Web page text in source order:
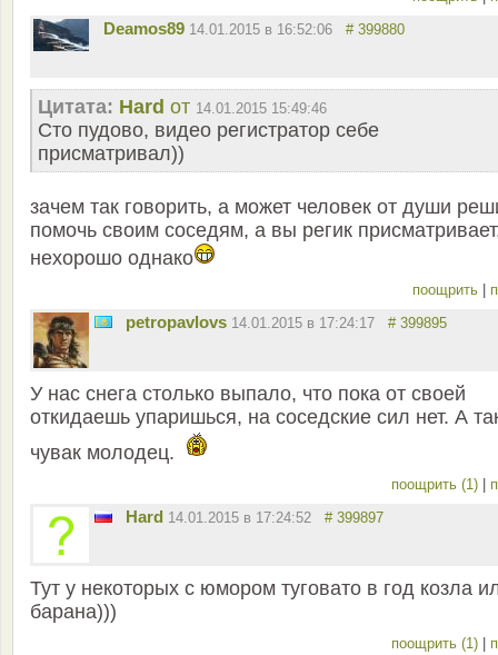
Deamos89 14.01.2015 в 16:52:06 # 399880
Цитата: Hard от 14.01.2015 15:49:46
Сто пудово, видео регистратор себе
присматривал))
зачем так говорить, а может человек от души
помочь своим соседям, а вы регик
нехорошо однако
поощрить
petropavlovs 14.01.2015 в 17:24:17 # 399895
У нас снега столько выпало, что пока от своей
откидаешь упаришься, на соседские сил нет. А
чувак молодец.
поощрить (1)
Hard 14.01.2015 в 17:24:52 # 399897
Тут у некоторых с юмором туговато в год козла
барана)))
поощрить (1)